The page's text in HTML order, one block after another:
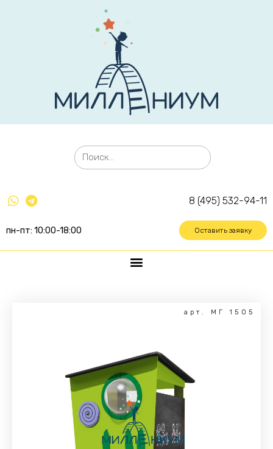
8 (495) 532-94-11
пн-пт: 10:00-18:00 Оставить заявку
арт. МГ 1505